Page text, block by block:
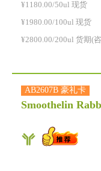
¥1180.00/50ul 现货
¥1980.00/100ul 现货
¥2800.00/200ul 货期(
AB2607B 豪礼卡
Smoothelin